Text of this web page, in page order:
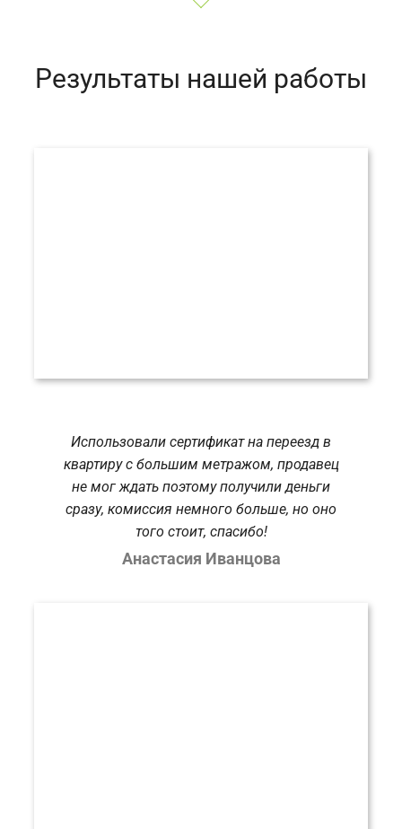
Результаты нашей работы
Использовали сертификат на переезд в
квартиру с большим метражом, продавец
не мог ждать поэтому получили деньги
сразу, комиссия немного больше, но оно
того стоит, спасибо!
Анастасия Иванцова